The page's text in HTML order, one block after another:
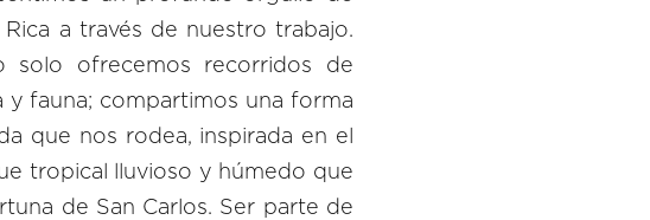
a través de nuestro trabajo.
solo ofrecemos recorridos de
y fauna; compartimos una forma
que nos rodea, inspirada en el
tropical lluvioso y húmedo que
de San Carlos. Ser parte de